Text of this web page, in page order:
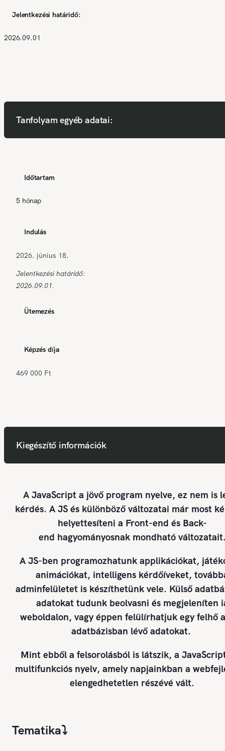
Jelentkezési határidő:
2026.09.01
Tanfolyam egyéb adatai:
Időtartam
5 hónap
Indulás
2026. június 18.
Jelentkezési határidő:
2026.09.01.
Ütemezés
Képzés díja
469 000 Ft
Kiegészítő információk
A JavaScript a jövő program nyelve, ez nem is
kérdés. A JS és különböző változatai már most
helyettesíteni a Front-end és Back-
end hagyományosnak mondható
A JS-ben programozhatunk applikációkat,
animációkat, intelligens kérdőíveket,
adminfelületet is készíthetünk vele. Külső
adatokat tudunk beolvasni és megjeleníten
weboldalon, vagy éppen felülírhatjuk egy felhő
adatbázisban lévő adatokat.
Mint ebből a felsorolásból is látszik, a
multifunkciós nyelv, amely napjainkban a
elengedhetetlen részévé vált.
Tematika⤵️